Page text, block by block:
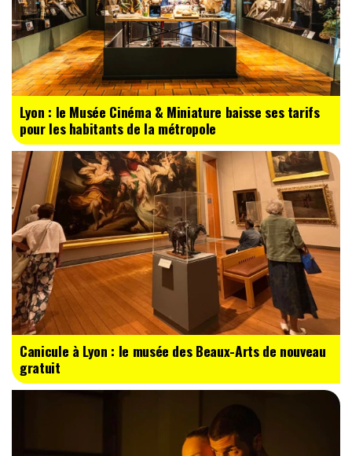
Lyon : le Musée Cinéma & Miniature baisse ses tarifs
pour les habitants de la métropole
Canicule à Lyon : le musée des Beaux-Arts de nouveau
gratuit